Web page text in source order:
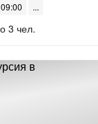
3 чел.